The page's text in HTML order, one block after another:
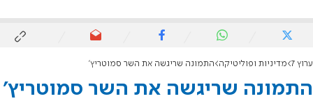
ערוץ 7 מדיניות ופוליטיקה התמונה שריגשה את השר סמוטריץ'
התמונה שריגשה את השר סמוטריץ'